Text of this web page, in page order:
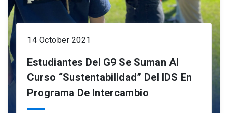
14 October 2021
Estudiantes Del G9 Se Suman Al
Curso “Sustentabilidad” Del IDS En
Programa De Intercambio